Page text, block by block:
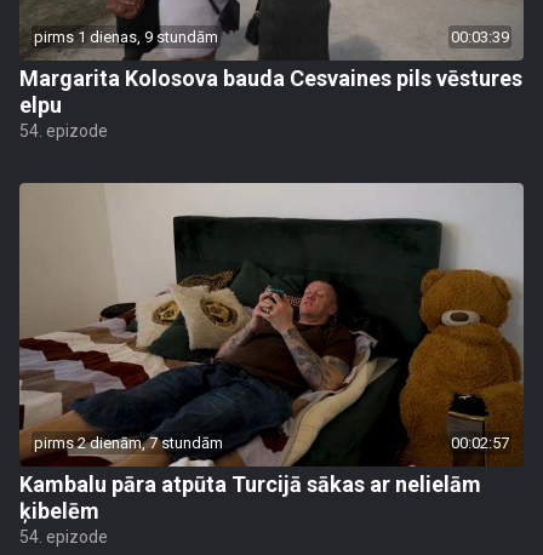
pirms 1 dienas, 9 stundām 00:03:39
Margarita Kolosova bauda Cesvaines pils vēstures
elpu
54. epizode
pirms 2 dienām, 7 stundām 00:02:57
Kambalu pāra atpūta Turcijā sākas ar nelielām
ķibelēm
54. epizode